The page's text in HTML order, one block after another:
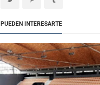
INTERESARTE